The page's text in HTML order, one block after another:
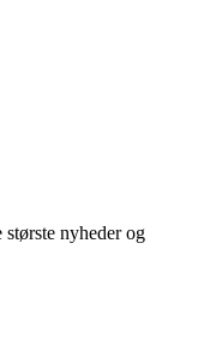
nyheder og